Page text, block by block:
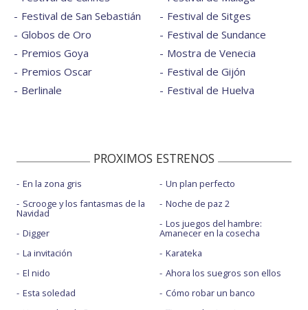
Festival de San Sebastián
Globos de Oro
Premios Goya
Premios Oscar
Berlinale
Festival de Sitges
Festival de Sundance
Mostra de Venecia
Festival de Gijón
Festival de Huelva
PROXIMOS ESTRENOS
En la zona gris
Scrooge y los fantasmas de la
Navidad
Digger
La invitación
El nido
Esta soledad
Un plan perfecto
Noche de paz 2
Los juegos del hambre:
Amanecer en la cosecha
Karateka
Ahora los suegros son ellos
Cómo robar un banco